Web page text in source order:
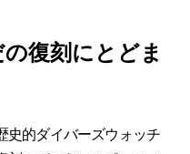
復刻にとどま
史的ダイバーズウォッチ